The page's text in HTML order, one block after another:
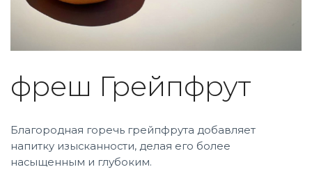
фреш Грейпфрут
Благородная горечь грейпфрута добавляет
напитку изысканности, делая его более
насыщенным и глубоким.